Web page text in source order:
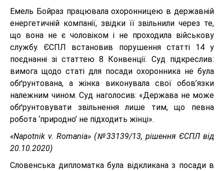
Емель Бойраз працювала охоронницею в державній
енергетичній компанії, звідки її звільнили через те,
що вона не є чоловіком і не проходила військову
службу. ЄСПЛ встановив порушення статті 14 у
поєднанні зі статтею 8 Конвенції. Суд підкреслив:
вимога щодо статі для посади охоронника не була
обґрунтована, а жінка виконувала свої обов’язки
належним чином. Суд наголосив: «Держава не може
обґрунтовувати звільнення лише тим, що певна
робота ‘природно’ не підходить жінці».
«Napotnik v. Romania» (№33139/13, рішення ЄСПЛ від
20.10.2020)
Словенська дипломатка була відкликана з посади в